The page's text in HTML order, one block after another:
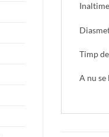
Timp
A nu se